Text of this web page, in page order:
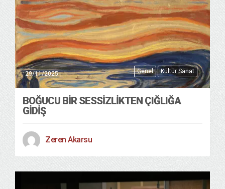
Genel Kültür Sanat
29/11/2025
BOĞUCU BIR SESSIZLIKTEN ÇIĞLIĞA
GIDIŞ
Zeren Akarsu